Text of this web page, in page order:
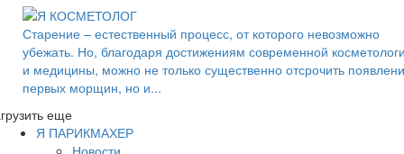
Старение – естественный процесс, от которого невозможно
убежать. Но, благодаря достижениям современной
и медицины, можно не только существенно отсрочить
первых морщин, но и...
еще
Я ПАРИКМАХЕР
Новости